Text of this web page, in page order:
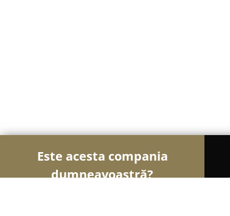
Este acesta compania
dumneavoastră?